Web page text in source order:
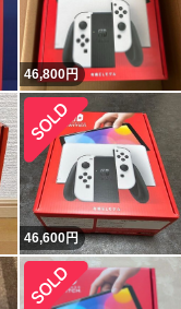
46,800円
46,600円